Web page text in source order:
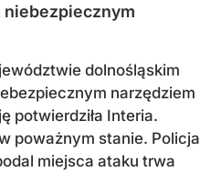
niebezpiecznym
dolnośląskim
narzędziem
potwierdziła Interia.
poważnym stanie. Policja
miejsca ataku trwa